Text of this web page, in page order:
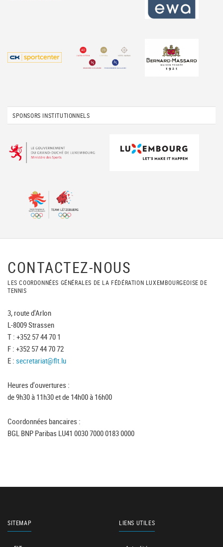
SPONSORS INSTITUTIONNELS
CONTACTEZ-NOUS
LES COORDONNÉES GÉNÉRALES DE LA FÉDÉRATION LUXEMBOURGEOISE DE
TENNIS
3, route d'Arlon
L-8009 Strassen
T : +352 57 44 70 1
F : +352 57 44 70 72
E : secretariat@flt.lu
Heures d'ouvertures :
de 9h30 à 11h30 et de 14h00 à 16h00
Coordonnées bancaires :
BGL BNP Paribas LU41 0030 7000 0183 0000
SITEMAP LIENS UTILES